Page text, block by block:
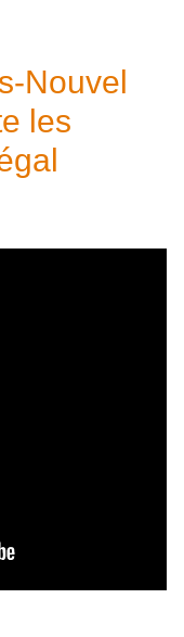
Nouvel
les